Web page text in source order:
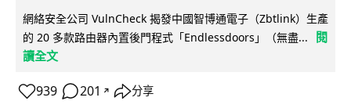
網絡安全公司 VulnCheck 揭發中國智博通電子（Zbtlink）生產
的 20 多款路由器內置後門程式「Endlessdoors」（無盡...
閱
讀全文
939 201 ↗ 分享